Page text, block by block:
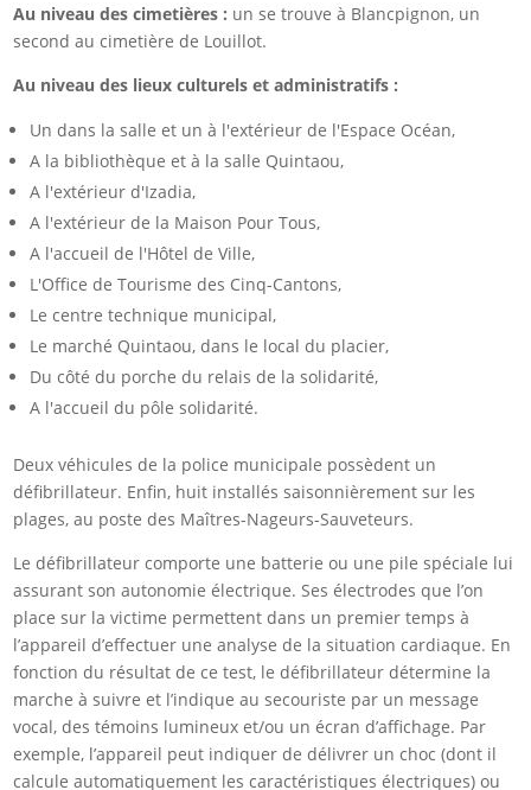
Au niveau des cimetières : un se trouve à Blancpignon, un
second au cimetière de Louillot.
Au niveau des lieux culturels et administratifs :
Un dans la salle et un à l'extérieur de l'Espace Océan,
A la bibliothèque et à la salle Quintaou,
A l'extérieur d'Izadia,
A l'extérieur de la Maison Pour Tous,
A l'accueil de l'Hôtel de Ville,
L'Office de Tourisme des Cinq-Cantons,
Le centre technique municipal,
Le marché Quintaou, dans le local du placier,
Du côté du porche du relais de la solidarité,
A l'accueil du pôle solidarité.
Deux véhicules de la police municipale possèdent un
défibrillateur. Enfin, huit installés saisonnièrement sur les
plages, au poste des Maîtres-Nageurs-Sauveteurs.
Le défibrillateur comporte une batterie ou une pile spéciale lui
assurant son autonomie électrique. Ses électrodes que l’on
place sur la victime permettent dans un premier temps à
l’appareil d’effectuer une analyse de la situation cardiaque. En
fonction du résultat de ce test, le défibrillateur détermine la
marche à suivre et l’indique au secouriste par un message
vocal, des témoins lumineux et/ou un écran d’affichage. Par
exemple, l’appareil peut indiquer de délivrer un choc (dont il
calcule automatiquement les caractéristiques électriques) ou